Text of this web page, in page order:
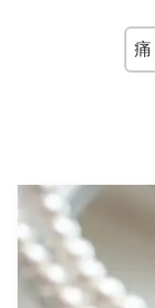
痛